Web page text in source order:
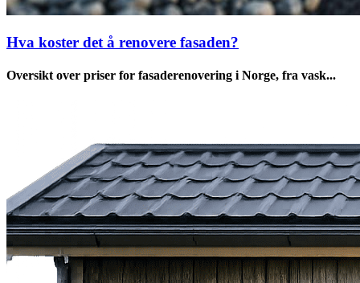
Hva koster det å renovere fasaden?
Oversikt over priser for fasaderenovering i Norge, fra vask...